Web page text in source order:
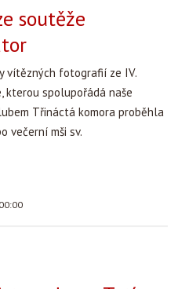
soutěže
vítězných fotografií ze IV.
kterou spolupořádá naše
Třináctá komora proběhla
večerní mši sv.